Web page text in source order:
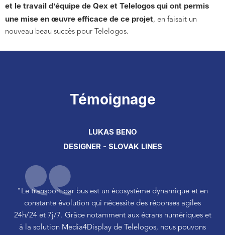
et le travail d’équipe de Qex et Telelogos qui ont permis
une mise en œuvre efficace de ce projet, en faisait un
nouveau beau succès pour Telelogos.
Témoignage
LUKAS BENO
DESIGNER - SLOVAK LINES
"Le transport par bus est un écosystème dynamique et en
constante évolution qui nécessite des réponses agiles
24h/24 et 7j/7. Grâce notamment aux écrans numériques et
à la solution Media4Display de Telelogos, nous pouvons